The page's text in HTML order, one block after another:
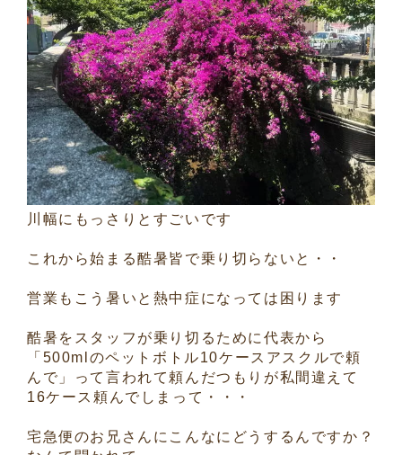
川幅にもっさりとすごいです
これから始まる酷暑皆で乗り切らないと・・
営業もこう暑いと熱中症になっては困ります
酷暑をスタッフが乗り切るために代表から
「500mlのペットボトル10ケースアスクルで頼
んで」って言われて頼んだつもりが私間違えて
16ケース頼んでしまって・・・
宅急便のお兄さんにこんなにどうするんですか？